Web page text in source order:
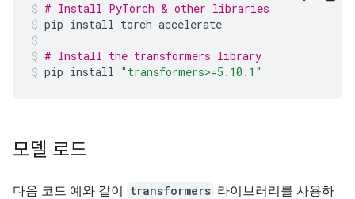
# Install PyTorch & other libraries
pip install torch accelerate
# Install the transformers library
pip install "transformers>=5.10.1"
모델 로드
다음 코드 예와 같이 transformers 라이브러리를 사용하